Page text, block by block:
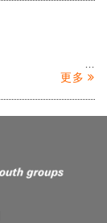
更多